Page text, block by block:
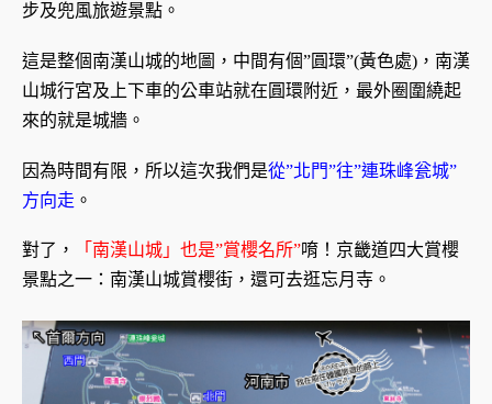
步及兜風旅遊景點。
這是整個南漢山城的地圖，中間有個”圓環”(黃色處)，南漢
山城行宮及上下車的公車站就在圓環附近，最外圈圍繞起
來的就是城牆。
因為時間有限，所以這次我們是從”北門”往”連珠峰瓮城”
方向走 。
對了， 「南漢山城」也是”賞櫻名所”唷！京畿道四大賞櫻
景點之一：南漢山城賞櫻街，還可去逛忘月寺。